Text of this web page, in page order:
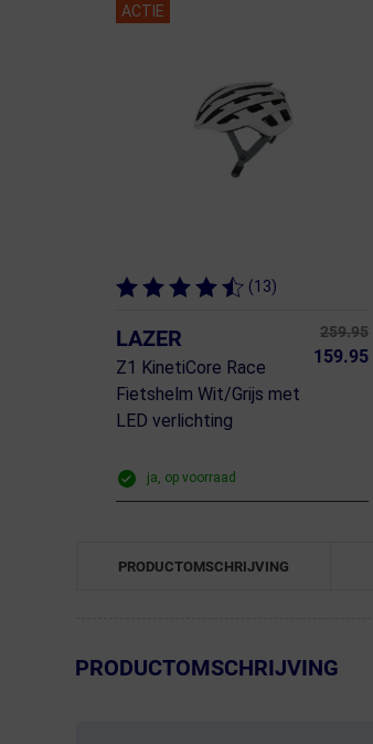
ACTIE
(13)
LAZER
Z1 KinetiCore Race
Fietshelm Wit/Grijs met
LED verlichting
259.95
159.95
ja, op voorraad
PRODUCTOMSCHRIJVING
← Terug naar productnavigatie
PRODUCTOMSCHRIJVING